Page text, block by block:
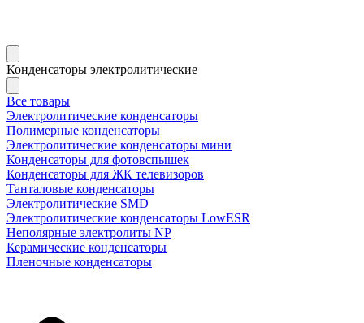
Конденсаторы электролитические
Все товары
Электролитические конденсаторы
Полимерные конденсаторы
Электролитические конденсаторы мини
Конденсаторы для фотовспышек
Конденсаторы для ЖК телевизоров
Танталовые конденсаторы
Электролитические SMD
Электролитические конденсаторы LowESR
Неполярные электролиты NP
Керамические конденсаторы
Пленочные конденсаторы